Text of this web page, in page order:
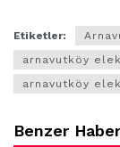
Etiketler:
arnavutköy
arnavutköy
Benzer